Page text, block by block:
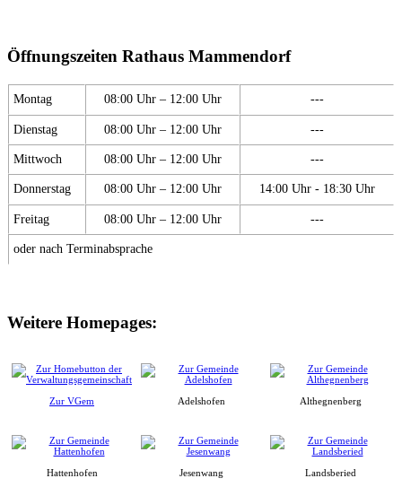
Öffnungszeiten Rathaus Mammendorf
Montag 08:00 Uhr – 12:00 Uhr ---
Dienstag 08:00 Uhr – 12:00 Uhr ---
Mittwoch 08:00 Uhr – 12:00 Uhr ---
Donnerstag 08:00 Uhr – 12:00 Uhr 14:00 Uhr - 18:30 Uhr
Freitag 08:00 Uhr – 12:00 Uhr ---
oder nach Terminabsprache
Weitere Homepages:
Zur VGem Adelshofen Althegnenberg
Hattenhofen Jesenwang Landsberied